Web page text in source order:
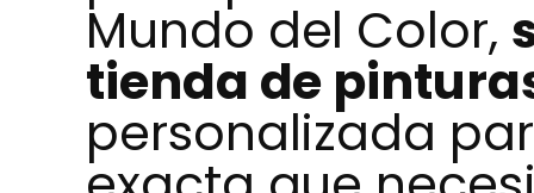
Mundo del Color,
tienda de
personalizada